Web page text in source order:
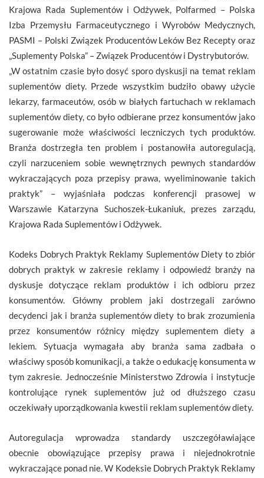
Krajowa Rada Suplementów i Odżywek, Polfarmed – Polska
Izba Przemysłu Farmaceutycznego i Wyrobów Medycznych,
PASMI – Polski Związek Producentów Leków Bez Recepty oraz
„Suplementy Polska” – Związek Producentów i Dystrybutorów.
„W ostatnim czasie było dosyć sporo dyskusji na temat reklam
suplementów diety. Przede wszystkim budziło obawy użycie
lekarzy, farmaceutów, osób w białych fartuchach w reklamach
suplementów diety, co było odbierane przez konsumentów jako
sugerowanie może właściwości leczniczych tych produktów.
Branża dostrzegła ten problem i postanowiła autoregulacją,
czyli narzuceniem sobie wewnętrznych pewnych standardów
wykraczających poza przepisy prawa, wyeliminowanie takich
praktyk” – wyjaśniała podczas konferencji prasowej w
Warszawie Katarzyna Suchoszek-Łukaniuk, prezes zarządu,
Krajowa Rada Suplementów i Odżywek.
Kodeks Dobrych Praktyk Reklamy Suplementów Diety to zbiór
dobrych praktyk w zakresie reklamy i odpowiedź branży na
dyskusje dotyczące reklam produktów i ich odbioru przez
konsumentów. Główny problem jaki dostrzegali zarówno
decydenci jak i branża suplementów diety to brak zrozumienia
przez konsumentów różnicy między suplementem diety a
lekiem. Sytuacja wymagała aby branża sama zadbała o
właściwy sposób komunikacji, a także o edukację konsumenta w
tym zakresie. Jednocześnie Ministerstwo Zdrowia i instytucje
kontrolujące rynek suplementów już od dłuższego czasu
oczekiwały uporządkowania kwestii reklam suplementów diety.
Autoregulacja wprowadza standardy uszczegóławiające
obecnie obowiązujące przepisy prawa i niejednokrotnie
wykraczające ponad nie. W Kodeksie Dobrych Praktyk Reklamy